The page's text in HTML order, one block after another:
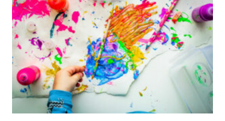
en
WordPress
para
mejorar
el
rendimiento
y
el